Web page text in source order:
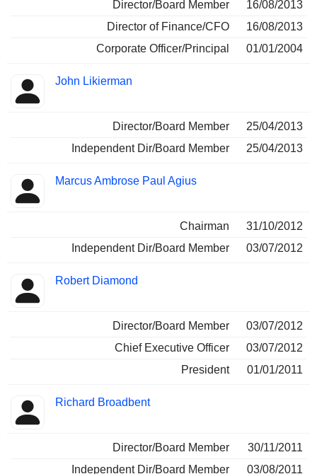
Director/Board Member
16/08/2013
Director of Finance/CFO
16/08/2013
Corporate Officer/Principal
01/01/2004
John Likierman
Director/Board Member
25/04/2013
Independent Dir/Board Member
25/04/2013
Marcus Ambrose Paul Agius
Chairman
31/10/2012
Independent Dir/Board Member
03/07/2012
Robert Diamond
Director/Board Member
03/07/2012
Chief Executive Officer
03/07/2012
President
01/01/2011
Richard Broadbent
Director/Board Member
30/11/2011
Independent Dir/Board Member
03/08/2011